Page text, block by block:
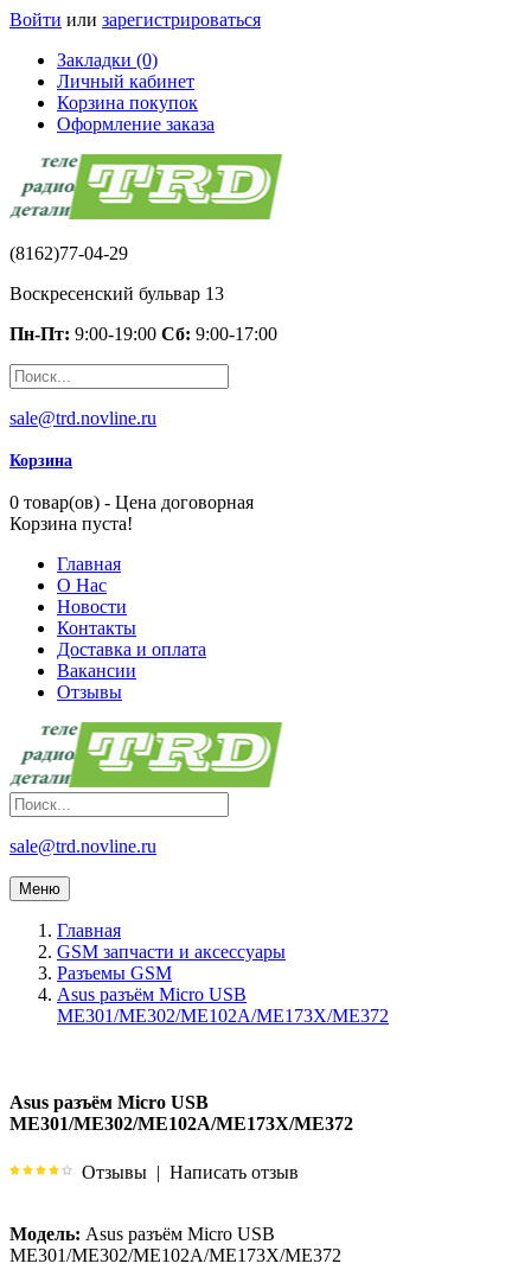
Войти или зарегистрироваться
Закладки (0)
Личный кабинет
Корзина покупок
Оформление заказа
(8162)77-04-29
Воскресенский бульвар 13
Пн-Пт: 9:00-19:00 Сб: 9:00-17:00
sale@trd.novline.ru
Корзина
0 товар(ов) - Цена договорная
Корзина пуста!
Главная
О Нас
Новости
Контакты
Доставка и оплата
Вакансии
Отзывы
sale@trd.novline.ru
Меню
Главная
GSM запчасти и аксессуары
Разъемы GSM
Asus разъём Micro USB
ME301/ME302/ME102A/ME173X/ME372
Asus разъём Micro USB
ME301/ME302/ME102A/ME173X/ME372
Отзывы | Написать отзыв
Модель: Asus разъём Micro USB
ME301/ME302/ME102A/ME173X/ME372